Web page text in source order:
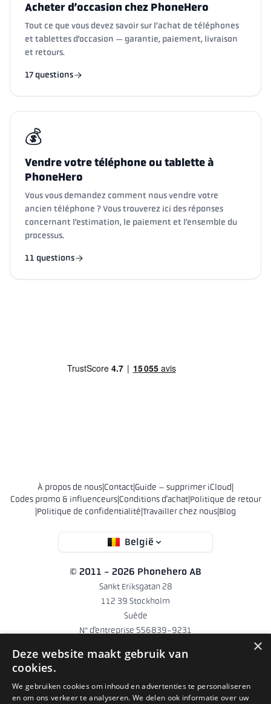
Acheter d’occasion chez PhoneHero
Tout ce que vous devez savoir sur l’achat de téléphones
et tablettes d’occasion — garantie, paiement, livraison
et retours.
17 questions
💰
Vendre votre téléphone ou tablette à
PhoneHero
Vous vous demandez comment nous vendre votre
ancien téléphone ? Vous trouverez ici des réponses
concernant l’estimation, le paiement et l’ensemble du
processus.
11 questions
À propos de nous|Contact|Guide – supprimer iCloud|
Codes promo & influenceurs|Conditions d’achat|Politique de retour
|Politique de confidentialité|Travailler chez nous|Blog
België
© 2011 - 2026 Phonehero AB
Sankt Eriksgatan 28
112 39 Stockholm
Suède
N° d’entreprise 556839-9231
· Jours ouvrables 8h30–16h30
Phonehero AB est une société suédoise enregistrée en Suède (n°
d’entreprise 556839-9231) qui exploite des boutiques en ligne dans
×
Deze website maakt gebruik van
cookies.
We gebruiken cookies om inhoud en advertenties te personaliseren
en om ons verkeer te analyseren. We delen ook informatie over uw